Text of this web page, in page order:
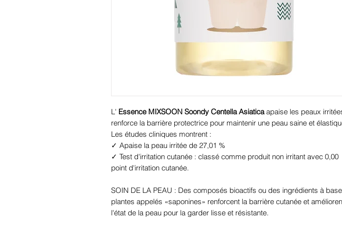
L' Essence MIXSOON Soondy Centella Asiaticaapaise les peaux
renforce la barrière protectrice pour maintenir une peau saine et
Les études cliniques montrent :
✓ Apaise la peau irritée de 27,01 %
✓ Test d'irritation cutanée : classé comme produit non irritant avec 0,00
point d'irritation cutanée.
SOIN DE LA PEAU : Des composés bioactifs ou des ingrédients à
plantes appelés «saponines» renforcent la barrière cutanée et
l'état de la peau pour la garder lisse et résistante.